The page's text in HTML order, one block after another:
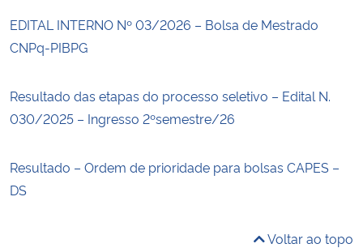
EDITAL INTERNO Nº 03/2026 – Bolsa de Mestrado
CNPq-PIBPG
Resultado das etapas do processo seletivo – Edital N.
030/2025 – Ingresso 2ºsemestre/26
Resultado – Ordem de prioridade para bolsas CAPES –
DS
Voltar ao topo